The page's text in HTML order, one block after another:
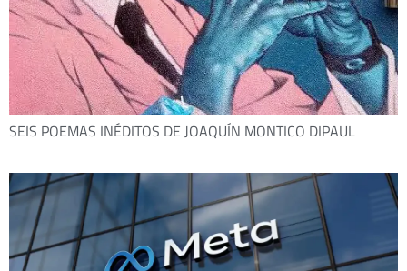
SEIS POEMAS INÉDITOS DE JOAQUÍN MONTICO DIPAUL